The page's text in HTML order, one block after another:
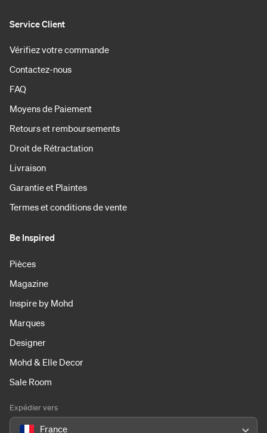
Service Client
Vérifiez votre commande
Contactez-nous
FAQ
Moyens de Paiement
Retours et remboursements
Droit de Rétractation
Livraison
Garantie et Plaintes
Termes et conditions de vente
Be Inspired
Pièces
Magazine
Inspire by Mohd
Marques
Designer
Mohd & Elle Decor
Sale Room
Expédier vers
France